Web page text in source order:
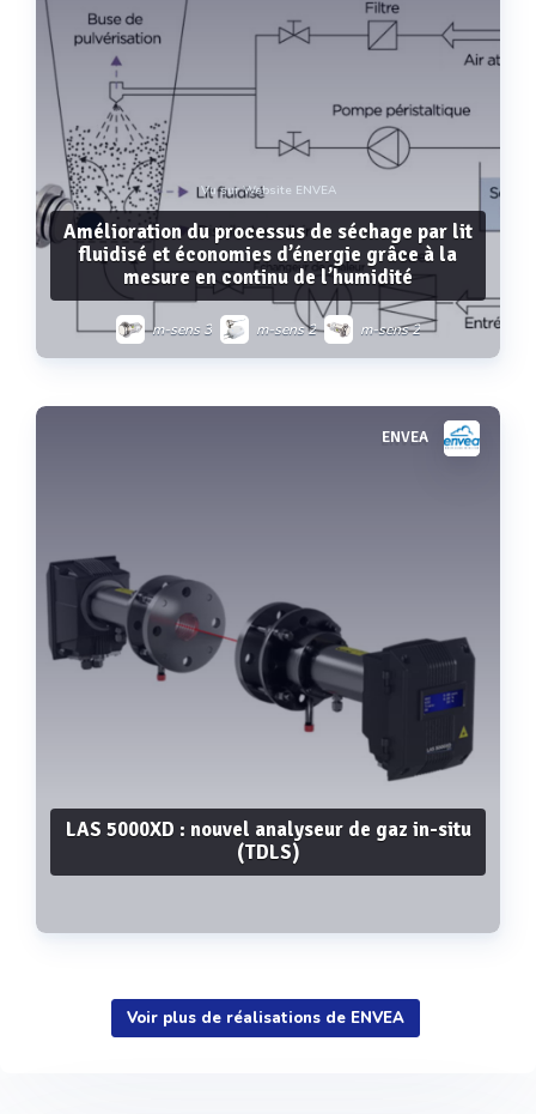
Vu sur Website ENVEA
Amélioration du processus de séchage par lit
fluidisé et économies d’énergie grâce à la
mesure en continu de l’humidité
m-sens 3 m-sens 2 m-sens 2
ENVEA
LAS 5000XD : nouvel analyseur de gaz in-situ
(TDLS)
Voir plus
Voir plus de réalisations de ENVEA